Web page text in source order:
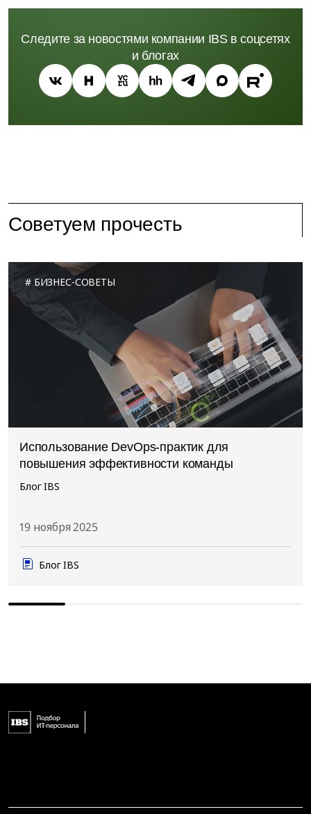
Следите за новостями компании IBS в соцсетях
и блогах
Советуем прочесть
БИЗНЕС-СОВЕТЫ
Использование DevOps-практик для
повышения эффективности команды
Блог IBS
19 ноября 2025
Блог IBS